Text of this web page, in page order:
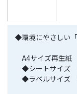
◆環境にやさしい
A4サイズ再生紙
◆シートサイズ
◆ラベルサイズ